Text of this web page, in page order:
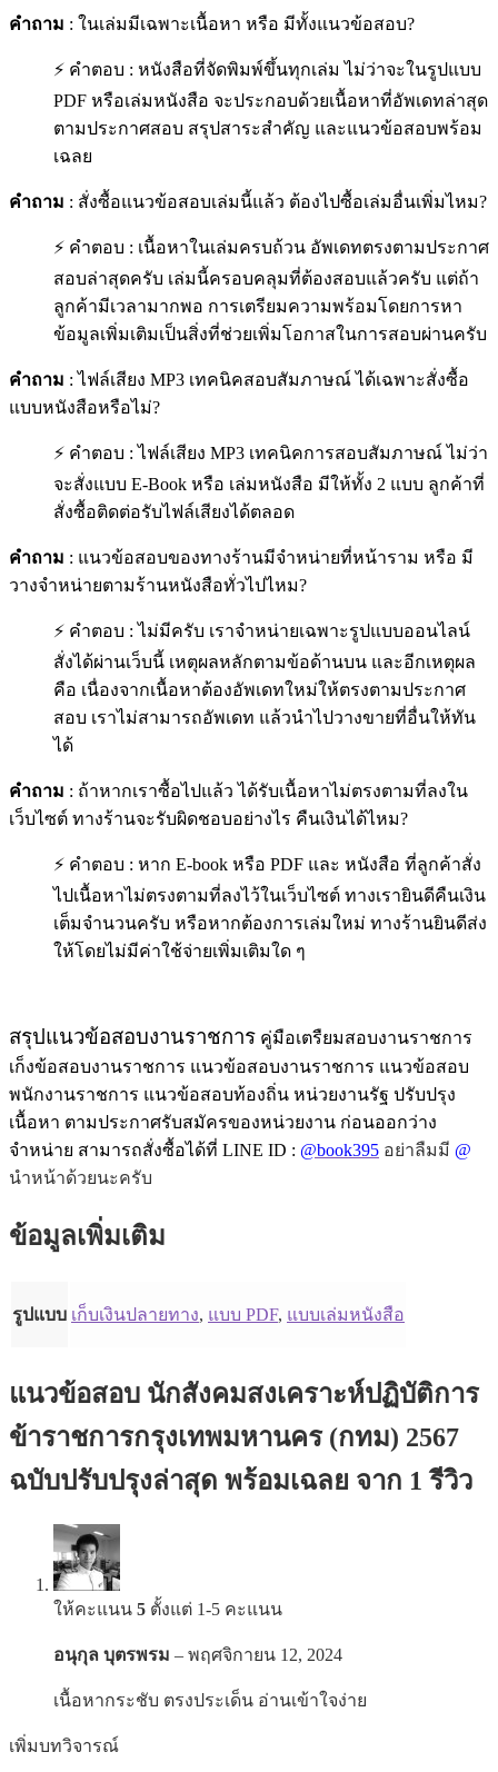
คำถาม : ในเล่มมีเฉพาะเนื้อหา หรือ มีทั้งแนวข้อสอบ?
⚡ คำตอบ : หนังสือที่จัดพิมพ์ขึ้นทุกเล่ม ไม่ว่าจะในรูปแบบ
PDF หรือเล่มหนังสือ จะประกอบด้วยเนื้อหาที่อัพเดทล่าสุด
ตามประกาศสอบ สรุปสาระสำคัญ และแนวข้อสอบพร้อม
เฉลย
คำถาม : สั่งซื้อแนวข้อสอบเล่มนี้แล้ว ต้องไปซื้อเล่มอื่นเพิ่มไหม?
⚡ คำตอบ : เนื้อหาในเล่มครบถ้วน อัพเดทตรงตามประกาศ
สอบล่าสุดครับ เล่มนี้ครอบคลุมที่ต้องสอบแล้วครับ แต่ถ้า
ลูกค้ามีเวลามากพอ การเตรียมความพร้อมโดยการหา
ข้อมูลเพิ่มเติมเป็นสิ่งที่ช่วยเพิ่มโอกาสในการสอบผ่านครับ
คำถาม : ไฟล์เสียง MP3 เทคนิคสอบสัมภาษณ์ ได้เฉพาะสั่งซื้อ
แบบหนังสือหรือไม่?
⚡ คำตอบ : ไฟล์เสียง MP3 เทคนิคการสอบสัมภาษณ์ ไม่ว่า
จะสั่งแบบ E-Book หรือ เล่มหนังสือ มีให้ทั้ง 2 แบบ ลูกค้าที่
สั่งซื้อติดต่อรับไฟล์เสียงได้ตลอด
คำถาม : แนวข้อสอบของทางร้านมีจำหน่ายที่หน้าราม หรือ มี
วางจำหน่ายตามร้านหนังสือทั่วไปไหม?
⚡ คำตอบ : ไม่มีครับ เราจำหน่ายเฉพาะรูปแบบออนไลน์
สั่งได้ผ่านเว็บนี้ เหตุผลหลักตามข้อด้านบน และอีกเหตุผล
คือ เนื่องจากเนื้อหาต้องอัพเดทใหม่ให้ตรงตามประกาศ
สอบ เราไม่สามารถอัพเดท แล้วนำไปวางขายที่อื่นให้ทัน
ได้
คำถาม : ถ้าหากเราซื้อไปแล้ว ได้รับเนื้อหาไม่ตรงตามที่ลงใน
เว็บไซต์ ทางร้านจะรับผิดชอบอย่างไร คืนเงินได้ไหม?
⚡ คำตอบ : หาก E-book หรือ PDF และ หนังสือ ที่ลูกค้าสั่ง
ไปเนื้อหาไม่ตรงตามที่ลงไว้ในเว็บไซต์ ทางเรายินดีคืนเงิน
เต็มจำนวนครับ หรือหากต้องการเล่มใหม่ ทางร้านยินดีส่ง
ให้โดยไม่มีค่าใช้จ่ายเพิ่มเติมใด ๆ
สรุปแนวข้อสอบงานราชการ คู่มือเตรืยมสอบงานราชการ
เก็งข้อสอบงานราชการ แนวข้อสอบงานราชการ แนวข้อสอบ
พนักงานราชการ แนวข้อสอบท้องถิ่น หน่วยงานรัฐ ปรับปรุง
เนื้อหา ตามประกาศรับสมัครของหน่วยงาน ก่อนออกว่าง
จำหน่าย สามารถสั่งซื้อได้ที่ LINE ID : @book395 อย่าลืมมี @
นำหน้าด้วยนะครับ
ข้อมูลเพิ่มเติม
รูปแบบ เก็บเงินปลายทาง, แบบ PDF, แบบเล่มหนังสือ
แนวข้อสอบ นักสังคมสงเคราะห์ปฏิบัติการ
ข้าราชการกรุงเทพมหานคร (กทม) 2567
ฉบับปรับปรุงล่าสุด พร้อมเฉลย จาก 1 รีวิว
ให้คะแนน 5 ตั้งแต่ 1-5 คะแนน
อนุกุล บุตรพรม – พฤศจิกายน 12, 2024
เนื้อหากระชับ ตรงประเด็น อ่านเข้าใจง่าย
เพิ่มบทวิจารณ์